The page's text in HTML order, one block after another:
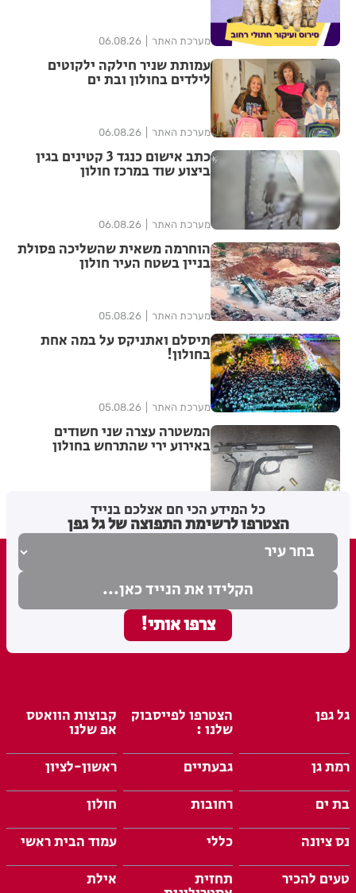
מערכת האתר 06.08.26
עמותת שניר חילקה ילקוטים
לילדים בחולון ובת ים
מערכת האתר 06.08.26
כתב אישום כנגד 3 קטינים בגין
ביצוע שוד במרכז חולון
מערכת האתר 06.08.26
הוחרמה משאית שהשליכה פסולת
בניין בשטח העיר חולון
מערכת האתר 05.08.26
תיסלם ואתניקס על במה אחת
בחולון!
מערכת האתר 05.08.26
המשטרה עצרה שני חשודים
באירוע ירי שהתרחש בחולון
כל המידע הכי חם אצלכם בנייד
הצטרפו לרשימת התפוצה של גל גפן
גל גפן הצטרפו לפייסבוק
שלנו :
קבוצות הוואטס
אפ שלנו
רמת גן
גבעתיים
ראשון-לציון
בת ים
רחובות
חולון
נס ציונה
כללי
עמוד הבית ראשי
טעים להכיר
תחזית אילת